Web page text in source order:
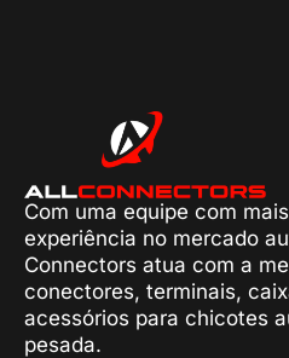
Com uma equipe com
experiência no mercado
Connectors atua com a
conectores, terminais,
acessórios para chicotes
pesada.